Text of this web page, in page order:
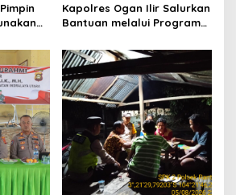
Kapolres Ogan Ilir Salurkan
Bantuan melalui Program
Kepedulian kepada
Masyarakat Desa Parit